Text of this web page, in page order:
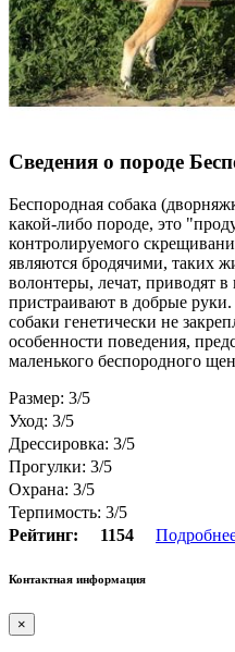
Сведения о породе
Беспородная собака
какой-либо породе, это
контролируемого
являются бродячими, таких
волонтеры, лечат, приводят
пристраивают в добрые
собаки генетически не
особенности поведения,
маленького беспородного
Размер: 3/5
Уход: 3/5
Дрессировка: 3/5
Прогулки: 3/5
Охрана: 3/5
Терпимость: 3/5
Рейтинг:
1154
Контактная информация
×